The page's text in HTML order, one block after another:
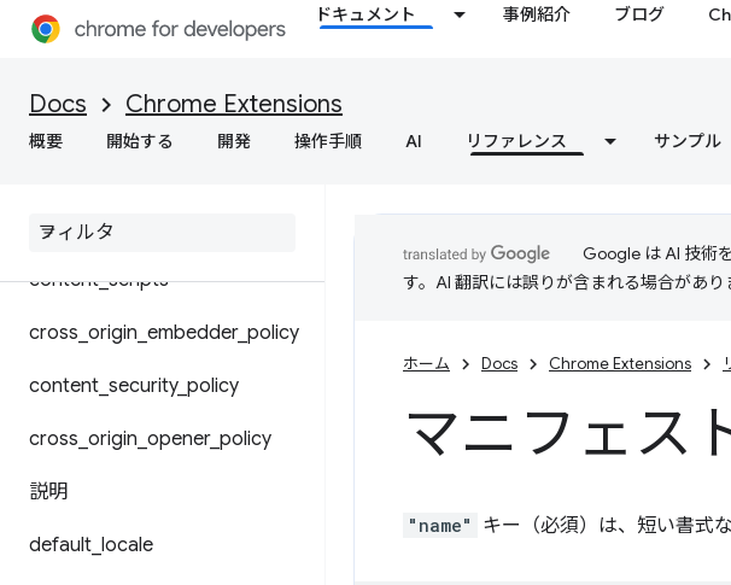
ドキュメント 事例紹介 ブログ
Docs Chrome Extensions
概要 開始する 開発 操作手順 AI リファレンス サンプル
マニフェスト ファイル形式
共有モジュール
Chrome 設定のオーバーライド
background
content_scripts
cross origin embedder_ policy
content security_ policy
cross origin opener_ policy
説明
default locale
Google は AI 技術
す。AI 翻訳には誤りが含まれる場合があり
ホーム Docs Chrome Extensions
マニフェス
"name" キー（必須）は、短い書式